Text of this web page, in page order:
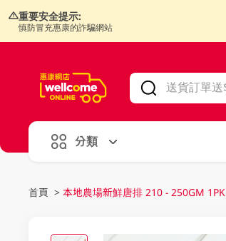
重要安全提示:
慎防冒充惠康的詐騙網站
分類
首頁 > 本地農場新鮮唐排 210 - 250GM 1PK